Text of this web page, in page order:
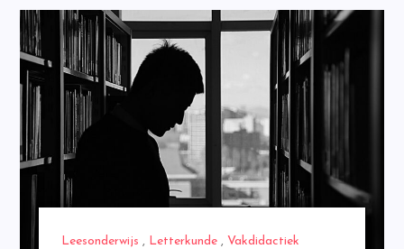
Leesonderwijs , Letterkunde, Vakdidactiek